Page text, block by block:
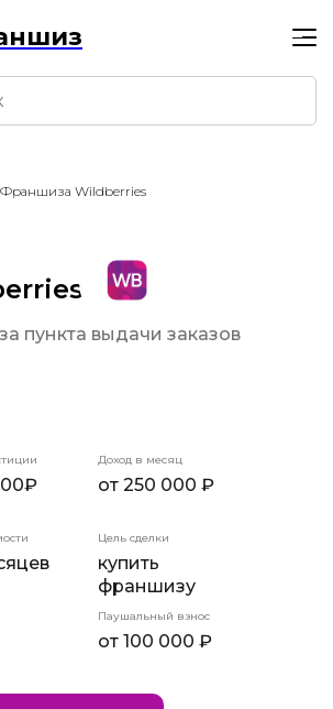
Франшиза Wildberries
пункта выдачи заказов
Доход в месяц
от 250 000 ₽
Цель сделки
купить
франшизу
Паушальный взнос
от 100 000 ₽